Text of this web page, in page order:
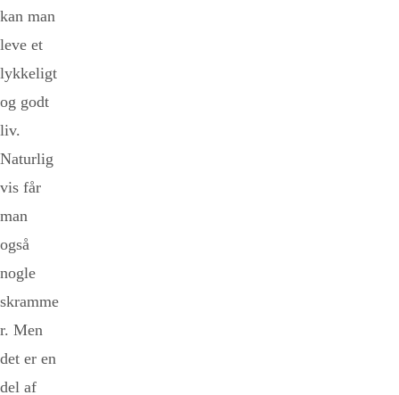
kan man
leve et
lykkeligt
og godt
liv.
Naturlig
vis får
man
også
nogle
skramme
r. Men
det er en
del af